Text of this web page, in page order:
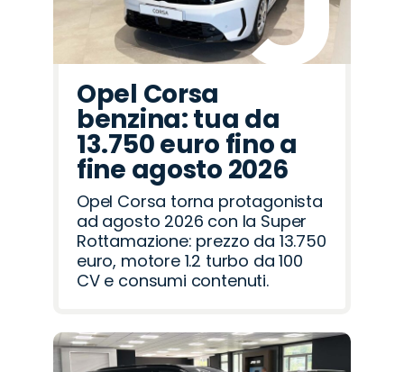
Opel Corsa
benzina: tua da
13.750 euro fino a
fine agosto 2026
Opel Corsa torna protagonista
ad agosto 2026 con la Super
Rottamazione: prezzo da 13.750
euro, motore 1.2 turbo da 100
CV e consumi contenuti.